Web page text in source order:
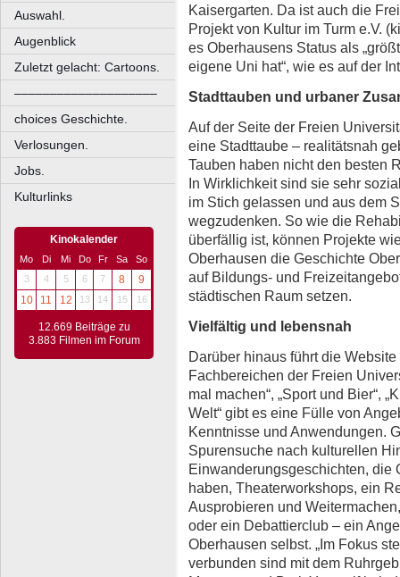
Auswahl.
Augenblick
Zuletzt gelacht: Cartoons.
––––––––––––––––––––
choices Geschichte.
Verlosungen.
Jobs.
Kulturlinks
Kinokalender
Mo Di Mi Do Fr Sa
So
3
4 5 6 7 8
9
10
11 12 13 14 15 16
12.669 Beiträge zu
3.883 Filmen im Forum
Kaisergarten. Da ist auch die
Projekt von Kultur im Turm e.V.
es Oberhausens Status als
eigene Uni hat“, wie es auf der
Stadttauben und urbaner
Auf der Seite der Freien
eine Stadttaube – realitätsnah
Tauben haben nicht den besten
In Wirklichkeit sind sie sehr
im Stich gelassen und aus dem
wegzudenken. So wie die
überfällig ist, können Projekte
Oberhausen die Geschichte
auf Bildungs- und
städtischen Raum setzen.
Vielfältig und lebensnah
Darüber hinaus führt die
Fachbereichen der Freien
mal machen“, „Sport und Bier“,
Welt“ gibt es eine Fülle von
Kenntnisse und Anwendungen.
Spurensuche nach kulturellen
Einwanderungsgeschichten, die
haben, Theaterworkshops, ein
Ausprobieren und
oder ein Debattierclub – ein
Oberhausen selbst. „Im Fokus
verbunden sind mit dem